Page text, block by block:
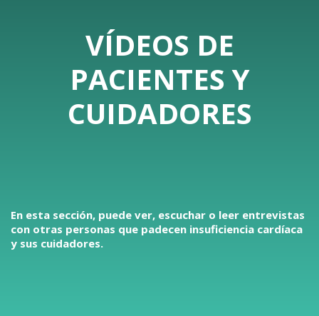
VÍDEOS DE
PACIENTES Y
CUIDADORES
En esta sección, puede ver, escuchar o leer entrevistas
con otras personas que padecen insuficiencia cardíaca
y sus cuidadores.